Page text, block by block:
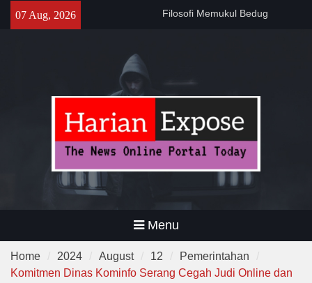
07 Aug, 2026
141 Tahun Stasiun Slawi : “Dari
Tuntas
Menu
Home 2024 August 12
Pemerintahan
Komitmen Dinas Kominfo Serang Cegah Judi Online dan